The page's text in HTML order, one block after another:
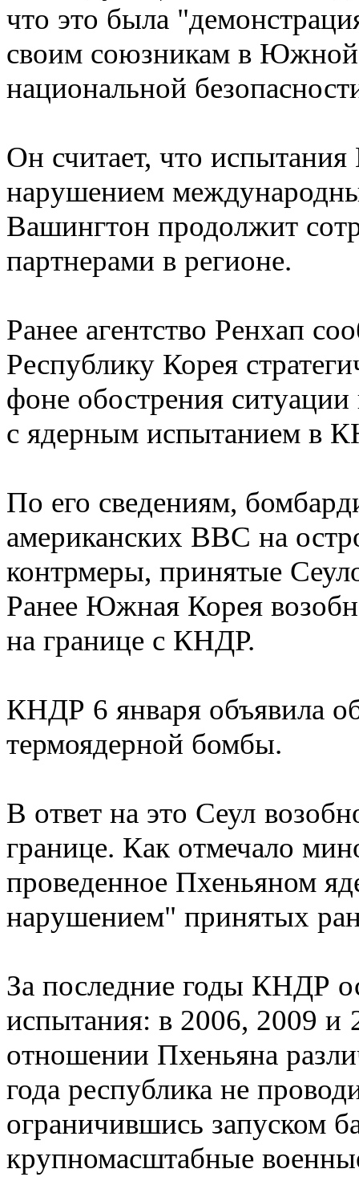
что это была
своим союзникам в
национальной
Он считает, что
нарушением
Вашингтон продолжит
партнерами в регионе.
Ранее агентство Ренхап
Республику Корея
фоне обострения
с ядерным испытанием в
По его сведениям,
американских ВВС на
контрмеры, принятые
Ранее Южная Корея
на границе с КНДР.
КНДР 6 января объявила
термоядерной бомбы.
В ответ на это Сеул
границе. Как отмечало
проведенное Пхеньяном
нарушением" принятых
За последние годы КНДР
испытания: в 2006, 2009
отношении Пхеньяна
года республика не
ограничившись запуском
крупномасштабные